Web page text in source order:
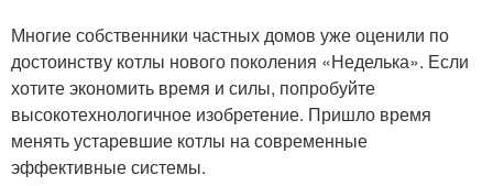
Многие собственники частных домов уже оценили по
достоинству котлы нового поколения «Неделька». Если
хотите экономить время и силы, попробуйте
высокотехнологичное изобретение. Пришло время
менять устаревшие котлы на современные
эффективные системы.